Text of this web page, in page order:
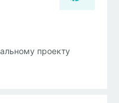
проекту